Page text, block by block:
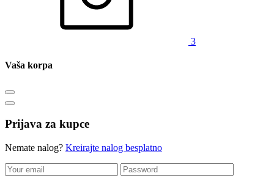
3
Vaša korpa
Prijava za kupce
Nemate nalog? Kreirajte nalog besplatno